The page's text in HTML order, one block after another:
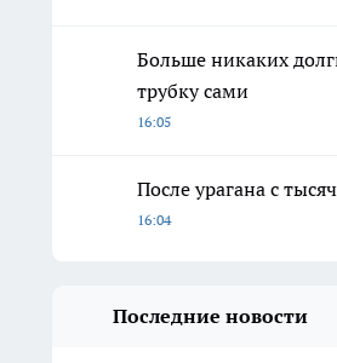
Больше никаких
трубку сами
16:05
После урагана с
16:04
Последние новости